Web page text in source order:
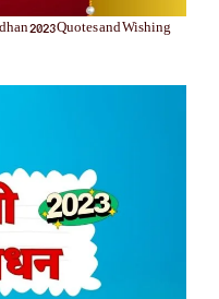
2023 Quotes and Wishing